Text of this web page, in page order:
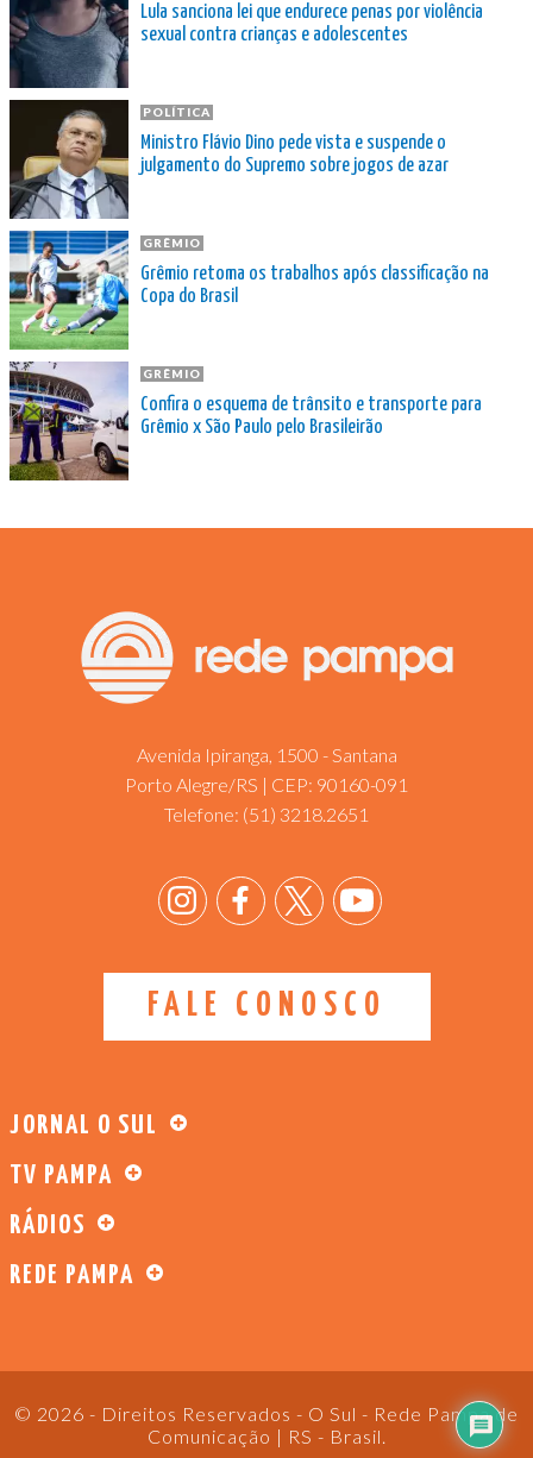
Lula sanciona lei que endurece penas por violência
sexual contra crianças e adolescentes
POLÍTICA
Ministro Flávio Dino pede vista e suspende o
julgamento do Supremo sobre jogos de azar
GRÊMIO
Grêmio retoma os trabalhos após classificação na
Copa do Brasil
GRÊMIO
Confira o esquema de trânsito e transporte para
Grêmio x São Paulo pelo Brasileirão
Avenida Ipiranga, 1500 - Santana
Porto Alegre/RS | CEP: 90160-091
Telefone: (51) 3218.2651
FALE CONOSCO
JORNAL O SUL
TV PAMPA
RÁDIOS
REDE PAMPA
© 2026 - Direitos Reservados - O Sul - Rede Pampa de
Comunicação | RS - Brasil.